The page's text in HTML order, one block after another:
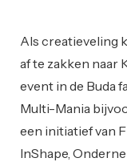
Als creatieveling
af te zakken naar
event in de Buda
Multi-Mania
een initiatief van
InShape,